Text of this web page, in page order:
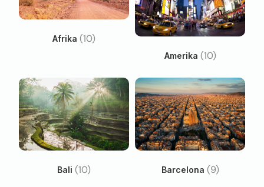
Afrika (10)
Amerika (10)
Bali (10) Barcelona (9)